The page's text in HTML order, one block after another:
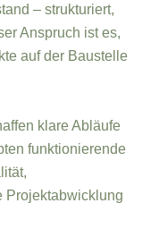
– strukturiert,
Anspruch ist es,
auf der Baustelle
klare Abläufe
funktionierende
Projektabwicklung